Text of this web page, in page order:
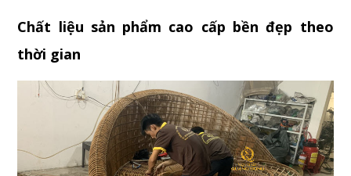
Chất liệu sản phẩm cao cấp bền đẹp theo
thời gian